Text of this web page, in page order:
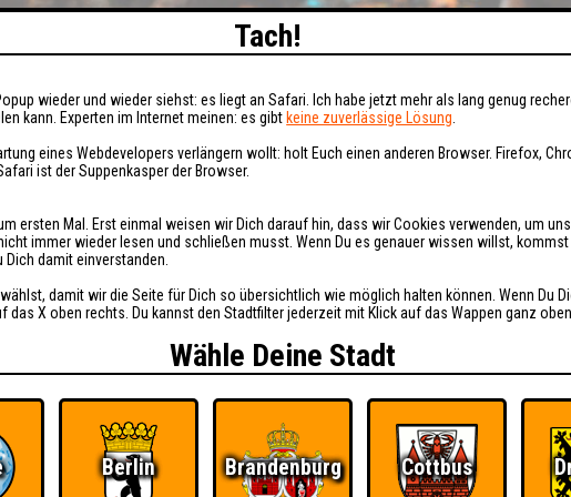
Tach!
wieder und wieder siehst: es liegt an Safari. Ich habe jetzt mehr als lang genug
kann. Experten im Internet meinen: es gibt keine zuverlässige Lösung
eines Webdevelopers verlängern wollt: holt Euch einen anderen Browser. Firefox,
ist der Suppenkasper der Browser.
ersten Mal. Erst einmal weisen wir Dich darauf hin, dass wir Cookies verwenden, um
immer wieder lesen und schließen musst. Wenn Du es genauer wissen willst,
damit einverstanden.
damit wir die Seite für Dich so übersichtlich wie möglich halten können. Wenn Du
X oben rechts. Du kannst den Stadtfilter jederzeit mit Klick auf das Wappen ganz
Wähle Deine Stadt
Berlin Brandenburg Cottbus